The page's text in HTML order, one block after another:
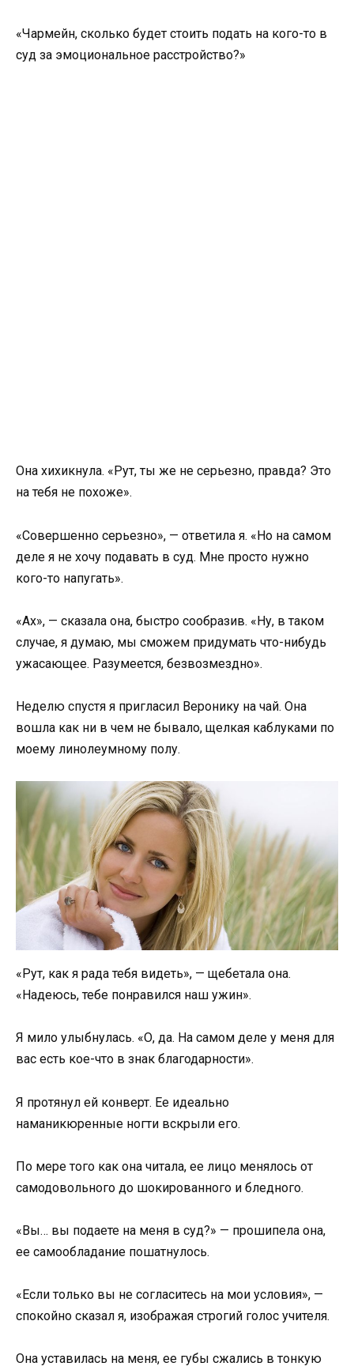
«Чармейн, сколько будет стоить подать на кого-то в
суд за эмоциональное расстройство?»
Она хихикнула. «Рут, ты же не серьезно, правда? Это
на тебя не похоже».
«Совершенно серьезно», — ответила я. «Но на самом
деле я не хочу подавать в суд. Мне просто нужно
кого-то напугать».
«Ах», — сказала она, быстро сообразив. «Ну, в таком
случае, я думаю, мы сможем придумать что-нибудь
ужасающее. Разумеется, безвозмездно».
Неделю спустя я пригласил Веронику на чай. Она
вошла как ни в чем не бывало, щелкая каблуками по
моему линолеумному полу.
«Рут, как я рада тебя видеть», — щебетала она.
«Надеюсь, тебе понравился наш ужин».
Я мило улыбнулась. «О, да. На самом деле у меня для
вас есть кое-что в знак благодарности».
Я протянул ей конверт. Ее идеально
наманикюренные ногти вскрыли его.
По мере того как она читала, ее лицо менялось от
самодовольного до шокированного и бледного.
«Вы… вы подаете на меня в суд?» — прошипела она,
ее самообладание пошатнулось.
«Если только вы не согласитесь на мои условия», —
спокойно сказал я, изображая строгий голос учителя.
Она уставилась на меня, ее губы сжались в тонкую